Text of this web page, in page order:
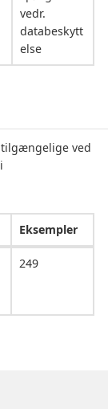
vedr.
databeskytt
else
tilgængelige ved
Eksempler
249